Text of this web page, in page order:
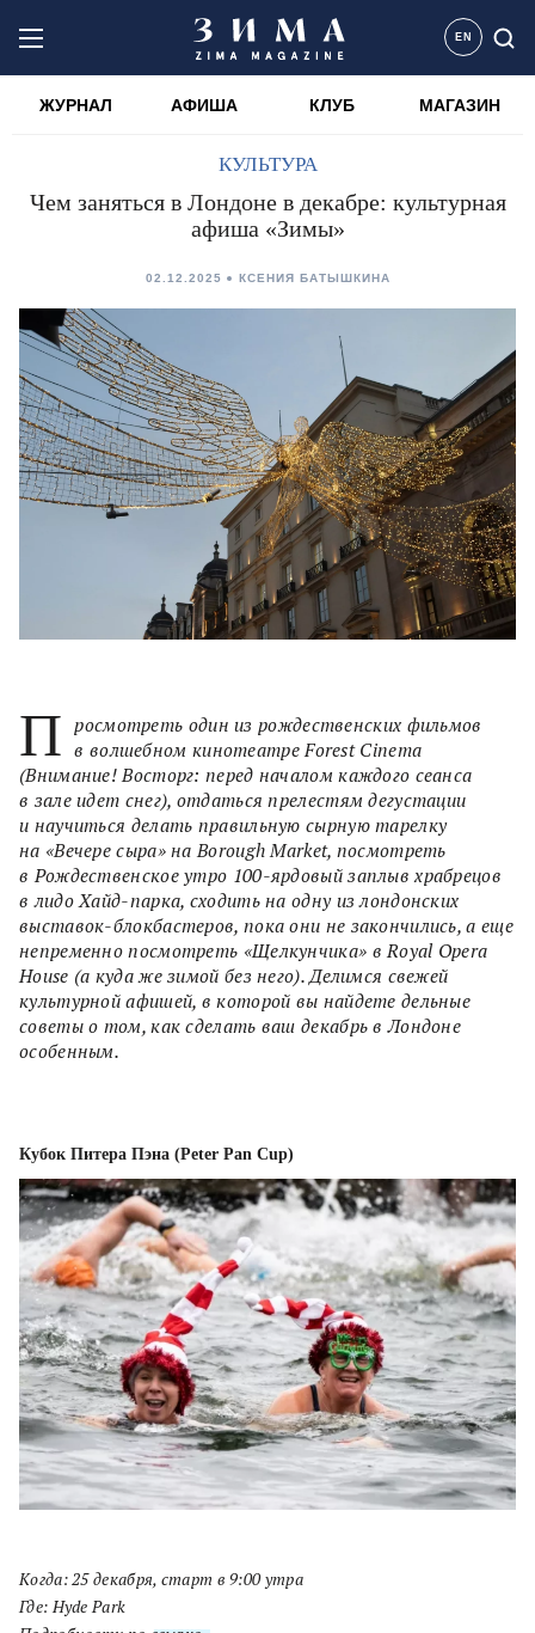
EN
ЖУРНАЛ АФИША КЛУБ МАГАЗИН
КУЛЬТУРА
Чем заняться в Лондоне в декабре: культурная
афиша «Зимы»
02.12.2025 КСЕНИЯ БАТЫШКИНА
П росмотреть один из рождественских фильмов
в волшебном кинотеатре Forest Cinema
(Внимание! Восторг: перед началом каждого сеанса
в зале идет снег), отдаться прелестям дегустации
и научиться делать правильную сырную тарелку
на «Вечере сыра» на Borough Market, посмотреть
в Рождественское утро 100-ярдовый заплыв храбрецов
в лидо Хайд-парка, сходить на одну из лондонских
выставок-блокбастеров, пока они не закончились, а еще
непременно посмотреть «Щелкунчика» в Royal Opera
House (а куда же зимой без него). Делимся свежей
культурной афишей, в которой вы найдете дельные
советы о том, как сделать ваш декабрь в Лондоне
особенным.
Кубок Питера Пэна (Peter Pan Cup)
Когда: 25 декабря, старт в 9:00 утра
Где: Hyde Park